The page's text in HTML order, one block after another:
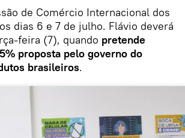
de Comércio Internacional dos
dias 6 e 7 de julho. Flávio deverá
feira (7), quando pretende
proposta pelo governo do
brasileiros.